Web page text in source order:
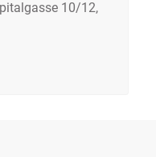
10/12,